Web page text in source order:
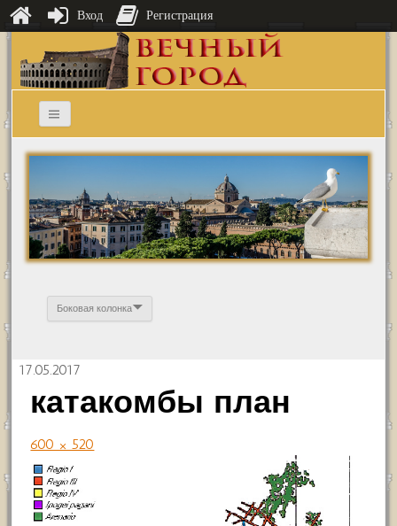
Боковая колонка
17.05.2017
катакомбы план
600 × 520
Вход Регистрация